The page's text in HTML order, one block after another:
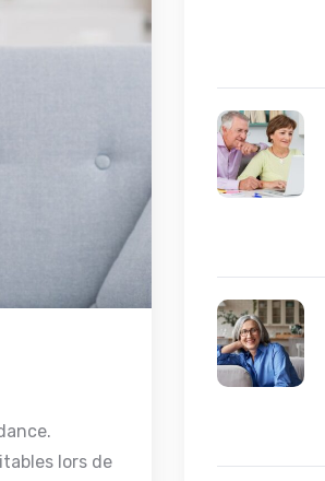
lors de